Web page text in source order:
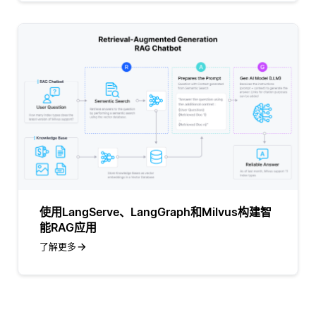
使用LangServe、LangGraph和Milvus构建智
能RAG应用
了解更多